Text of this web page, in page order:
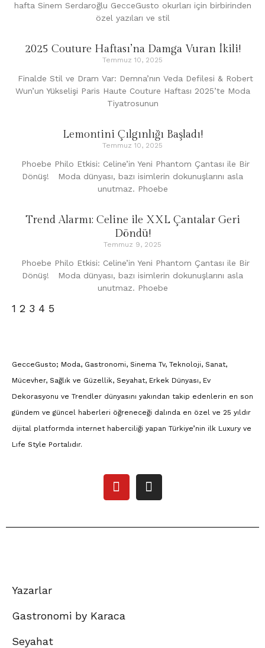
hafta Sinem Serdaroğlu GecceGusto okurları için birbirinden
özel yazıları ve stil
2025 Couture Haftası’na Damga Vuran İkili!
Temmuz 10, 2025
Finalde Stil ve Dram Var: Demna’nın Veda Defilesi & Robert
Wun’un Yükselişi Paris Haute Couture Haftası 2025’te Moda
Tiyatrosunun
Lemontini Çılgınlığı Başladı!
Temmuz 10, 2025
Phoebe Philo Etkisi: Celine’in Yeni Phantom Çantası ile Bir
Dönüş! Moda dünyası, bazı isimlerin dokunuşlarını asla
unutmaz. Phoebe
Trend Alarmı: Celine ile XXL Çantalar Geri
Döndü!
Temmuz 9, 2025
Phoebe Philo Etkisi: Celine’in Yeni Phantom Çantası ile Bir
Dönüş! Moda dünyası, bazı isimlerin dokunuşlarını asla
unutmaz. Phoebe
1 2 3 4 5
GecceGusto; Moda, Gastronomi, Sinema Tv, Teknoloji, Sanat,
Mücevher, Sağlık ve Güzellik, Seyahat, Erkek Dünyası, Ev
Dekorasyonu ve Trendler dünyasını yakından takip edenlerin en son
gündem ve güncel haberleri öğreneceği dalında en özel ve 25 yıldır
dijital platformda internet haberciliği yapan Türkiye’nin ilk Luxury ve
Lıfe Style Portalıdır.
Yazarlar
Gastronomi by Karaca
Seyahat